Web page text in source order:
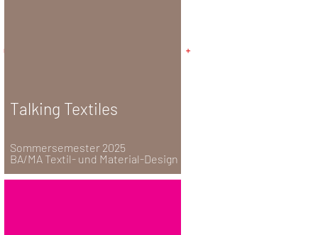
Talking Textiles
Sommersemester 2025
BA/MA Textil- und Material-Design